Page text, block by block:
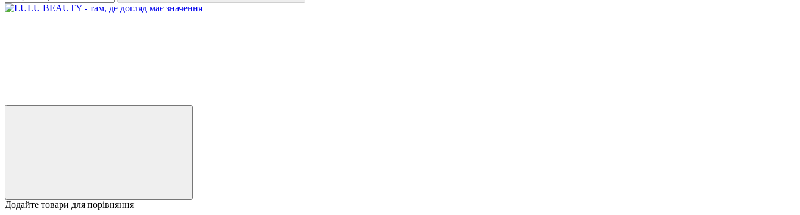
Додайте товари для порівняння